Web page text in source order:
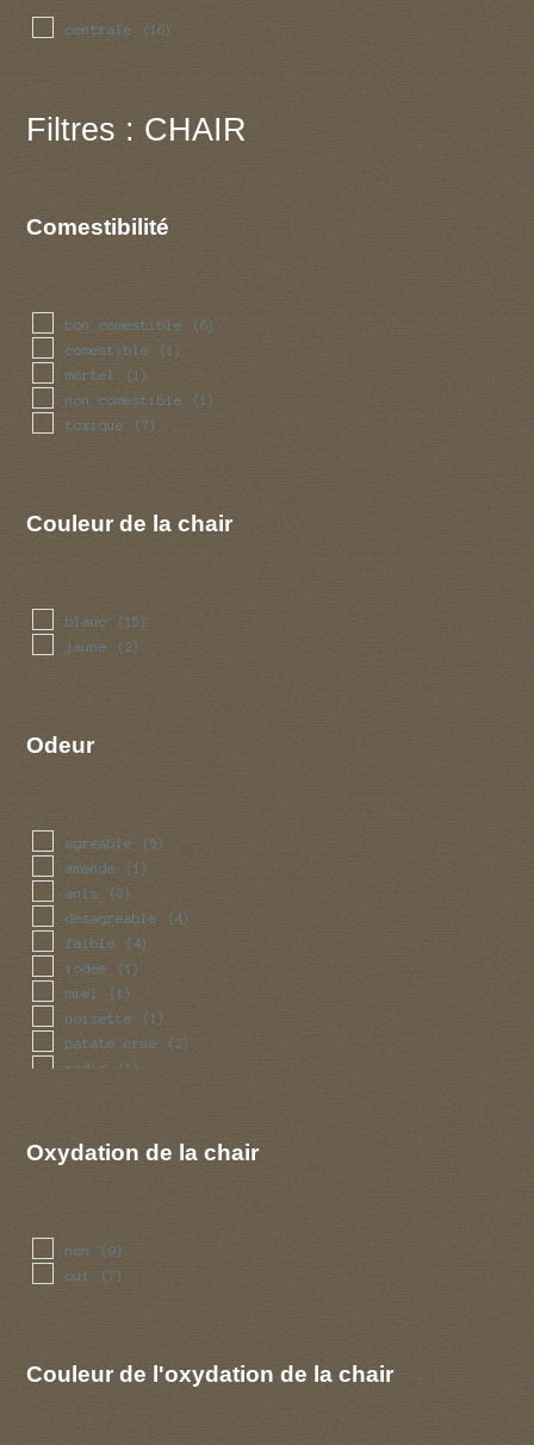
centrale (16)
Filtres : CHAIR
Comestibilité
bon comestible (6)
comestible (1)
mortel (1)
non comestible (1)
toxique (7)
Couleur de la chair
blanc (15)
jaune (2)
Odeur
agreable (5)
amande (1)
anis (3)
desagreable (4)
faible (4)
iodee (1)
miel (1)
noisette (1)
patate crue (2)
radis (1)
rose (1)
Oxydation de la chair
non (9)
oui (7)
Couleur de l'oxydation de la chair